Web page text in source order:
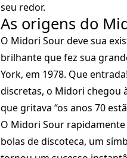
seu redor.
As origens do
O Midori Sour deve sua
brilhante que fez sua
York, em 1978. Que
discretas, o Midori chegou
que gritava “os anos 70
O Midori Sour
bolas de discoteca, um